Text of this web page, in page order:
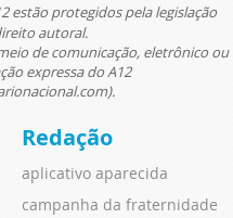
estão protegidos pela legislação
autoral.
de comunicação, eletrônico ou
expressa do A12
Redação
aplicativo aparecida
campanha da fraternidade